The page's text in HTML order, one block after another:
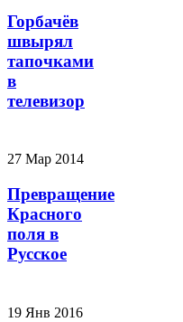
Горбачёв
швырял
тапочками
в
телевизор
27 Мар 2014
Превращение
Красного
поля в
Русское
19 Янв 2016